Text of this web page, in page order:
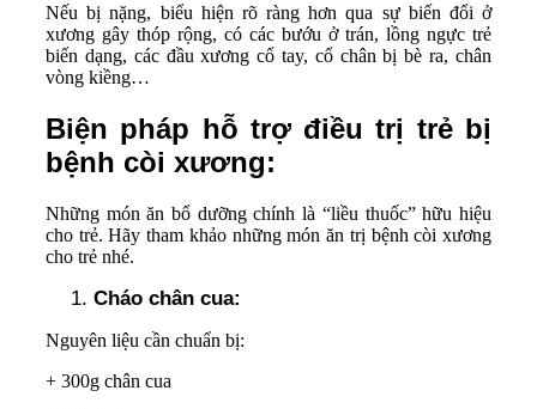
Nếu bị nặng, biểu hiện rõ ràng hơn qua sự biến đổi ở
xương gây thóp rộng, có các bướu ở trán, lồng ngực trẻ
biến dạng, các đầu xương cổ tay, cổ chân bị bè ra, chân
vòng kiềng…
Biện pháp hỗ trợ điều trị trẻ bị
bệnh còi xương:
Những món ăn bổ dưỡng chính là “liều thuốc” hữu hiệu
cho trẻ. Hãy tham khảo những món ăn trị bệnh còi xương
cho trẻ nhé.
Cháo chân cua:
Nguyên liệu cần chuẩn bị:
+ 300g chân cua